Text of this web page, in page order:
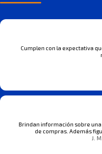
Cumplen con la expectativa
Brindan información sobre
de compras. Además
J.